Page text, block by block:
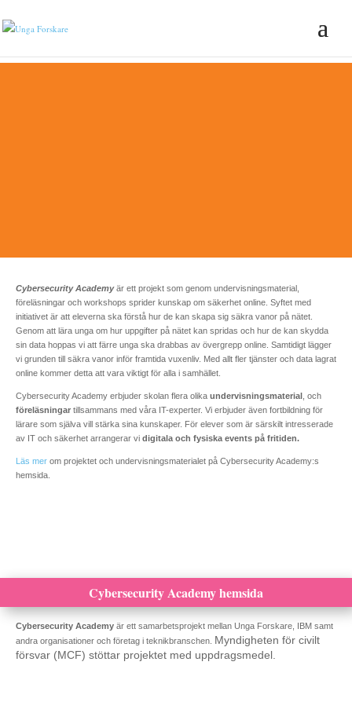
Cybersecurity Academyär ett projekt som genom undervisningsmaterial,
föreläsningar och workshops sprider kunskap om säkerhet online. Syftet med
initiativet är att eleverna ska förstå hur de kan skapa sig säkra vanor på nätet.
Genom att lära unga om hur uppgifter på nätet kan spridas och hur de kan skydda
sin data hoppas vi att färre unga ska drabbas av övergrepp online. Samtidigt lägger
vi grunden till säkra vanor inför framtida vuxenliv. Med allt fler tjänster och data lagrat
online kommer detta att vara viktigt för alla i samhället.
Cybersecurity Academy erbjuder skolan flera olika undervisningsmaterial , och
föreläsningar tillsammans med våra IT-experter. Vi erbjuder även fortbildning för
lärare som själva vill stärka sina kunskaper. För elever som är särskilt intresserade
av IT och säkerhet arrangerar vi digitala och fysiska events på fritiden.
Läs mer om projektet och undervisningsmaterialet på Cybersecurity Academy:s
hemsida.
Cybersecurity Academy hemsida
Cybersecurity Academy är ett samarbetsprojekt mellan Unga Forskare, IBM samt
andra organisationer och företag i teknikbranschen. Myndigheten för civilt
försvar (MCF) stöttar projektet med uppdragsmedel.